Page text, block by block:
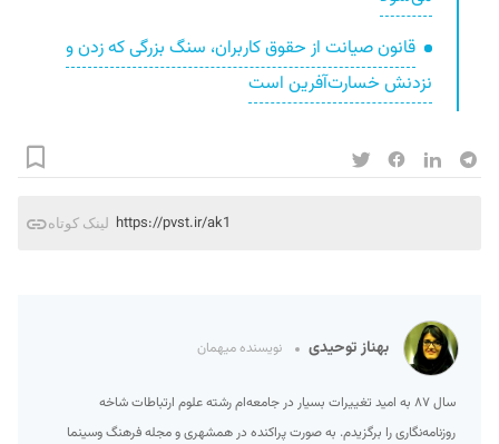
قانون صیانت از حقوق کاربران، سنگ بزرگی که زدن و
نزدنش خسارت‌آفرین است
لینک کوتاه https://pvst.ir/ak1
بهناز توحیدی نویسنده میهمان
سال ۸۷ به امید تغییرات بسیار در جامعه‌ام رشته علوم ارتباطات شاخه
روزنامه‌نگاری را برگزیدم. به صورت پراکنده در همشهری و مجله فرهنگ وسینما